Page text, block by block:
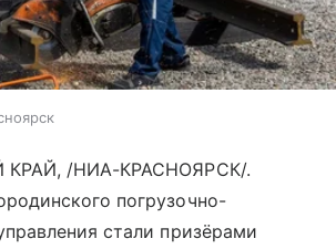
КРАЙ, /НИА-КРАСНОЯРСК/.
погрузочно-
стали призёрами